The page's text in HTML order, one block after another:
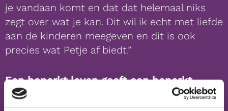
je vandaan komt en dat dat helemaal niks
zegt over wat je kan. Dit wil ik echt met liefde
aan de kinderen meegeven en dit is ook
precies wat Petje af biedt.”
Een beperkt leven geeft een beperkt
beeld over je kansen
Wat voor verschil had Petje af in het leven